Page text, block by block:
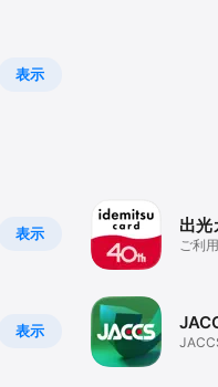
表示
表示
表示
出光
ご利